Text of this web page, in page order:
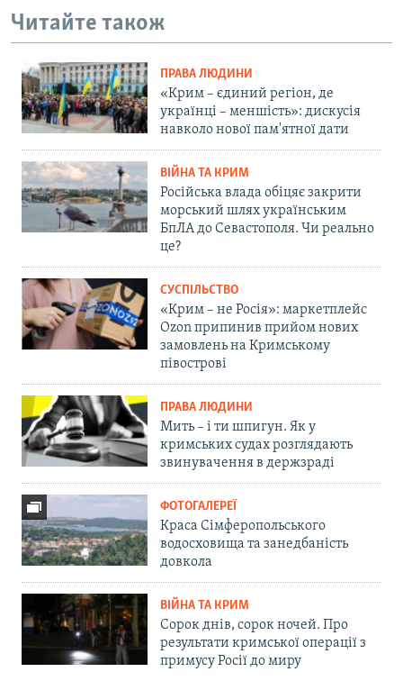
Читайте також
ПРАВА ЛЮДИНИ
«Крим – єдиний регіон, де
українці – меншість»: дискусія
навколо нової пам'ятної дати
ВІЙНА ТА КРИМ
Російська влада обіцяє закрити
морський шлях українським
БпЛА до Севастополя. Чи реально
це?
СУСПІЛЬСТВО
«Крим – не Росія»: маркетплейс
Ozon припинив прийом нових
замовлень на Кримському
півострові
ПРАВА ЛЮДИНИ
Мить – і ти шпигун. Як у
кримських судах розглядають
звинувачення в держзраді
ФОТОГАЛЕРЕЇ
Краса Сімферопольського
водосховища та занедбаність
довкола
ВІЙНА ТА КРИМ
Сорок днів, сорок ночей. Про
результати кримської операції з
примусу Росії до миру